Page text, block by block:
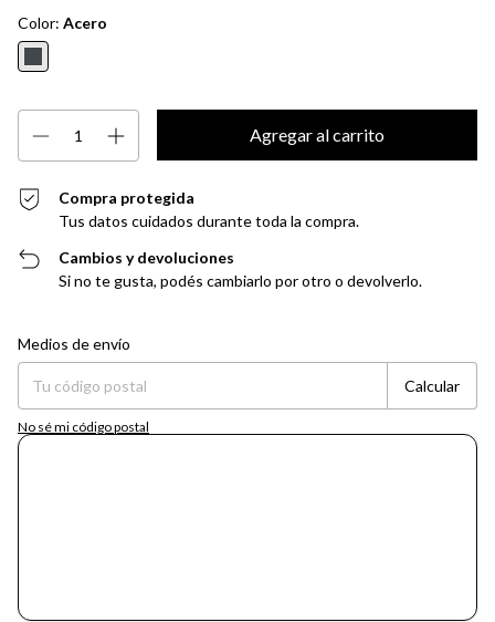
Color: Acero
Compra protegida
Tus datos cuidados durante toda la compra.
Cambios y devoluciones
Si no te gusta, podés cambiarlo por otro o devolverlo.
Entregas para el CP:
Medios de envío
Calcular
No sé mi código postal